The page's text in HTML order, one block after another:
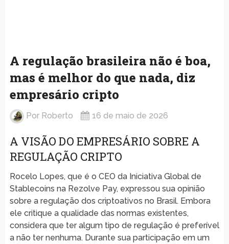
A regulação brasileira não é boa,
mas é melhor do que nada, diz
empresário cripto
Por Roberto 16 de maio de 2026
A VISÃO DO EMPRESÁRIO SOBRE A
REGULAÇÃO CRIPTO
Rocelo Lopes, que é o CEO da Iniciativa Global de
Stablecoins na Rezolve Pay, expressou sua opinião
sobre a regulação dos criptoativos no Brasil. Embora
ele critique a qualidade das normas existentes,
considera que ter algum tipo de regulação é preferível
a não ter nenhuma. Durante sua participação em um